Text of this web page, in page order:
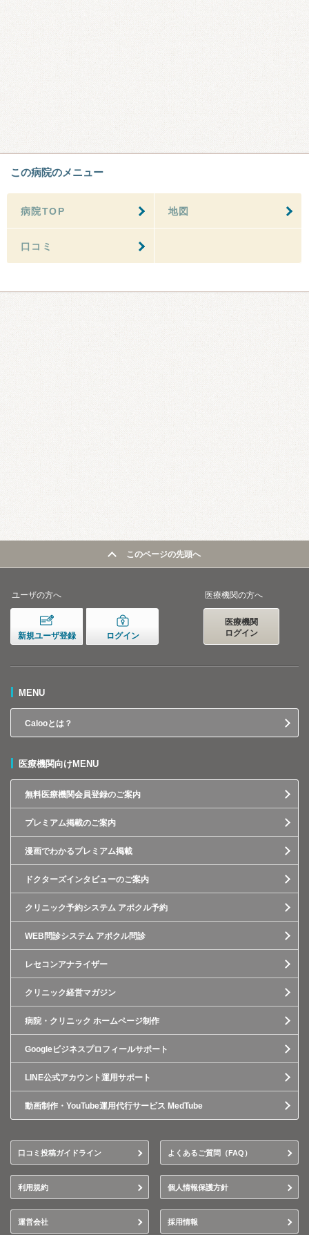
この病院のメニュー
病院TOP 地図
口コミ
このページの先頭へ
ユーザの方へ
新規ユーザ登録 ログイン
医療機関の方へ
医療機関
ログイン
MENU
Calooとは？
医療機関向けMENU
無料医療機関会員登録のご案内
プレミアム掲載のご案内
漫画でわかるプレミアム掲載
ドクターズインタビューのご案内
クリニック予約システム アポクル予約
WEB問診システム アポクル問診
レセコンアナライザー
クリニック経営マガジン
病院・クリニック ホームページ制作
Googleビジネスプロフィールサポート
LINE公式アカウント運用サポート
動画制作・YouTube運用代行サービス MedTube
口コミ投稿ガイドライン よくあるご質問（FAQ）
利用規約 個人情報保護方針
運営会社 採用情報